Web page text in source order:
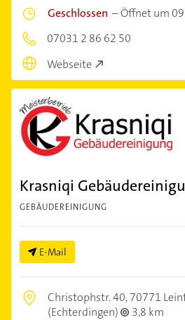
Geschlossen –Öffnet um
07031 2 86 62 50
Webseite
Krasniqi
GEBÄUDEREINIGUNG
E-Mail
Christophstr. 40,70771
(Echterdingen)
3,8 km